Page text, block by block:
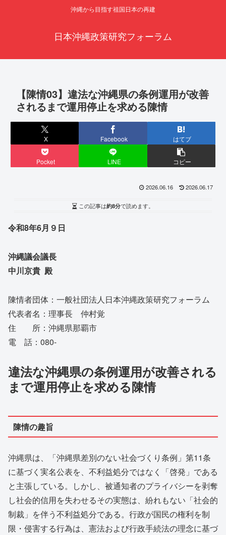
沖縄から目指す祖国日本の再建
日本沖縄政策研究フォーラム
【陳情03】違法な沖縄県の条例運用が改善
されるまで運用停止を求める陳情
X Facebook はてブ
Pocket LINE コピー
2026.06.16 2026.06.17
この記事は約8分で読めます。
令和8年6月９日
沖縄議会議長
中川京貴 殿
陳情者団体：一般社団法人日本沖縄政策研究フォーラム
代表者名：理事長 仲村覚
住 所：沖縄県那覇市
電 話：080-
違法な沖縄県の条例運用が改善される
まで運用停止を求める陳情
陳情の趣旨
沖縄県は、「沖縄県差別のない社会づくり条例」第11条
に基づく実名公表を、不利益処分ではなく「啓発」である
と主張している。しかし、被通知者のプライバシーを剥奪
し社会的信用を失わせるその実態は、紛れもない「社会的
制裁」を伴う不利益処分である。行政が国民の権利を制
限・侵害する行為は、憲法および行政手続法の理念に基づ